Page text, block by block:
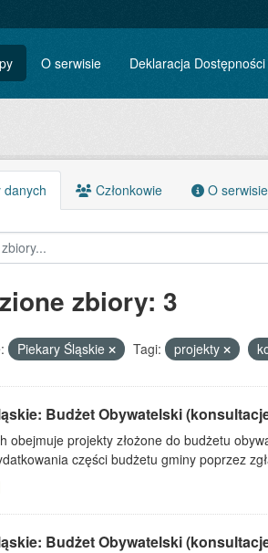
O serwisie Deklaracja Dostępności
Członkowie O serwisie
zbiory: 3
Piekary Śląskie Tagi: projekty
Budżet Obywatelski
obejmuje projekty złożone do budżetu
części budżetu gminy poprzez
Budżet Obywatelski